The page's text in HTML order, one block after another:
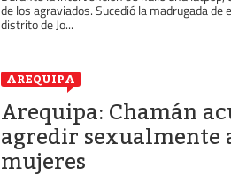
de los agraviados. Sucedió la madrugada de
distrito de Jo...
AREQUIPA
Arequipa: Chamán
agredir sexualmente
mujeres